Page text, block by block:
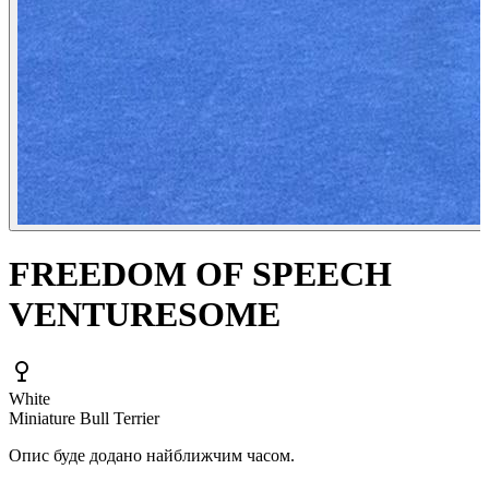
FREEDOM OF SPEECH
VENTURESOME
White
Miniature Bull Terrier
Опис буде додано найближчим часом.